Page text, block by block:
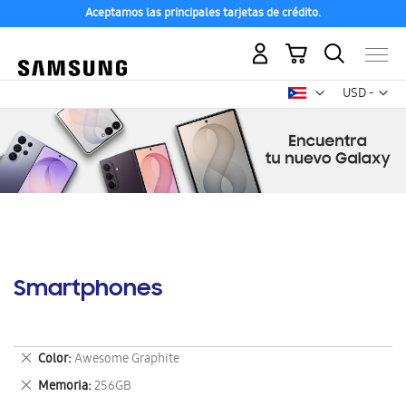
Aceptamos las principales tarjetas de crédito.
USD -
dólar
Mi carrito
Smartphones
Color Awesome Graphite
Eliminar
este
artículo
Memoria 256GB
Eliminar